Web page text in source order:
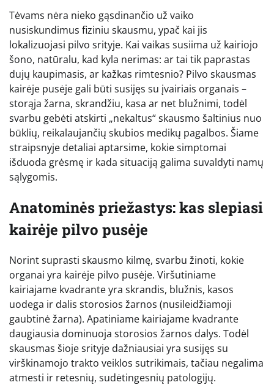
Tėvams nėra nieko gąsdinančio už vaiko
nusiskundimus fiziniu skausmu, ypač kai jis
lokalizuojasi pilvo srityje. Kai vaikas susiima už kairiojo
šono, natūralu, kad kyla nerimas: ar tai tik paprastas
dujų kaupimasis, ar kažkas rimtesnio? Pilvo skausmas
kairėje pusėje gali būti susijęs su įvairiais organais –
storąja žarna, skrandžiu, kasa ar net blužnimi, todėl
svarbu gebėti atskirti „nekaltus“ skausmo šaltinius nuo
būklių, reikalaujančių skubios medikų pagalbos. Šiame
straipsnyje detaliai aptarsime, kokie simptomai
išduoda grėsmę ir kada situaciją galima suvaldyti namų
sąlygomis.
Anatominės priežastys: kas slepiasi
kairėje pilvo pusėje
Norint suprasti skausmo kilmę, svarbu žinoti, kokie
organai yra kairėje pilvo pusėje. Viršutiniame
kairiajame kvadrante yra skrandis, blužnis, kasos
uodega ir dalis storosios žarnos (nusileidžiamoji
gaubtinė žarna). Apatiniame kairiajame kvadrante
daugiausia dominuoja storosios žarnos dalys. Todėl
skausmas šioje srityje dažniausiai yra susijęs su
virškinamojo trakto veiklos sutrikimais, tačiau negalima
atmesti ir retesnių, sudėtingesnių patologijų.